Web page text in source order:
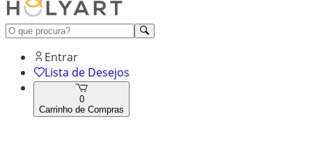
Entrar
Lista de Desejos
0
Carrinho de Compras